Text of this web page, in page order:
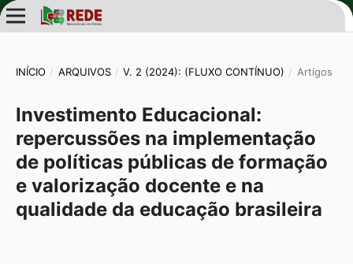
INÍCIO / ARQUIVOS / V. 2 (2024): (FLUXO CONTÍNUO) / Artigos
Investimento Educacional:
repercussões na implementação
de políticas públicas de formação
e valorização docente e na
qualidade da educação brasileira